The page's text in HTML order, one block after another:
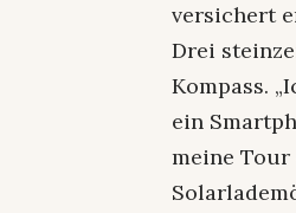
versichert
Drei
Kompass.
ein
meine Tour